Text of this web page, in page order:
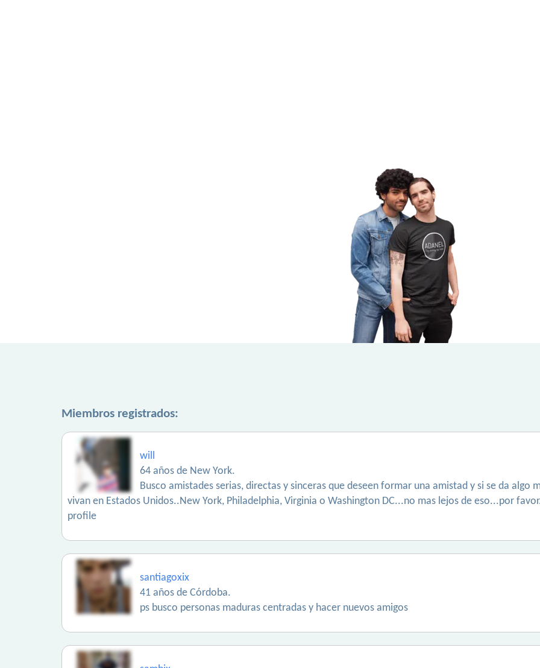
Miembros registrados:
will
64 años de New York.
Busco amistades serias, directas y sinceras que deseen formar una amistad y si se da algo
vivan en Estados Unidos..New York, Philadelphia, Virginia o Washington DC...no mas lejos de eso...por
profile
santiagoxix
41 años de Córdoba.
ps busco personas maduras centradas y hacer nuevos amigos